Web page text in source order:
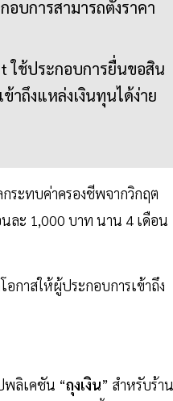
บการสามารถตั้งราคา
ใช้ประกอบการยื่นขอสิน
าถึงแหล่งเงินทุนได้ง่าย
ระทบค่าครองชีพจากวิกฤต
นละ 1,000 บาท นาน 4 เดือน
กาสให้ผู้ประกอบการเข้าถึง
พลิเคชัน “ถุงเงิน” สำหรับร้าน